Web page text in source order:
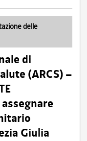
delle
di
(ARCS) –
Giulia